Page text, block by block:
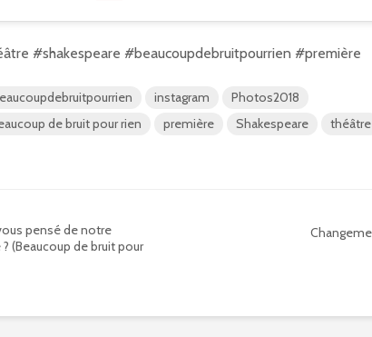
#shakespeare #beaucoupdebruitpourrien #première
instagram
Photos2018
de bruit pour rien
première Shakespeare théâtre
pensé de notre
(Beaucoup de bruit pour